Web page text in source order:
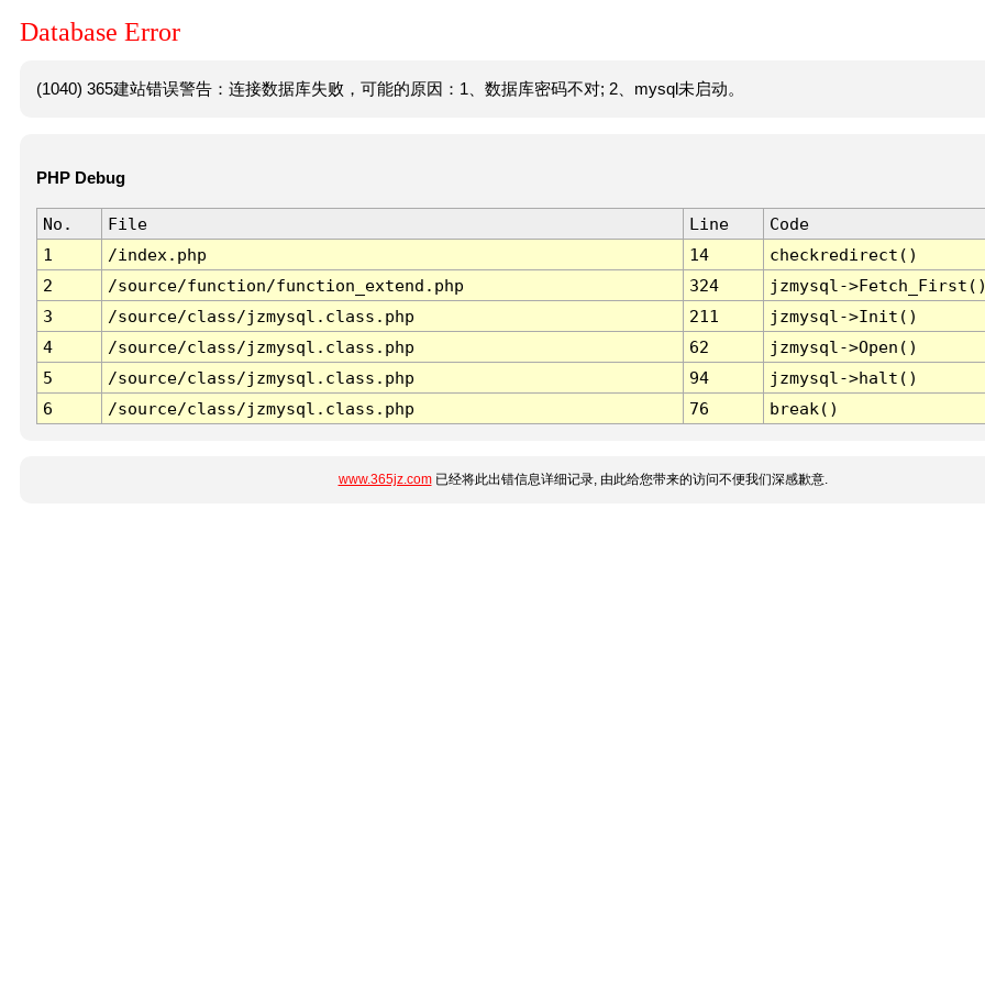
Database Error
(1040) 365建站错误警告：连接数据库失败，可能的原因：1、数据库密码不对; 2、mysql未启动。
PHP Debug
No. File Line
Code
1
/index.php 14
checkredirect()
2
/source/function/function_extend.php 324
jzmysql-
3
/source/class/jzmysql.class.php 211
jzmysql->Init()
4
/source/class/jzmysql.class.php 62
jzmysql->Open()
5
/source/class/jzmysql.class.php 94
jzmysql->halt()
6
/source/class/jzmysql.class.php 76 break()
www.365jz.com已经将此出错信息详细记录, 由此给您带来的访问不便我们深感歉意.